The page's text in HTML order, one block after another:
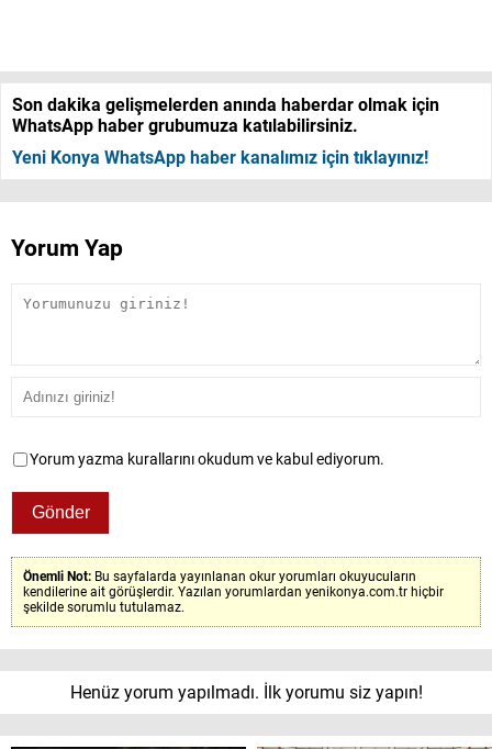
Son dakika gelişmelerden anında haberdar olmak için
WhatsApp haber grubumuza katılabilirsiniz.
Yeni Konya WhatsApp haber kanalımız için tıklayınız!
Yorum Yap
Yorum yazma kurallarını okudum ve kabul ediyorum.
Önemli Not: Bu sayfalarda yayınlanan okur yorumları okuyucuların
kendilerine ait görüşlerdir. Yazılan yorumlardan yenikonya.com.tr hiçbir
şekilde sorumlu tutulamaz.
Henüz yorum yapılmadı. İlk yorumu siz yapın!